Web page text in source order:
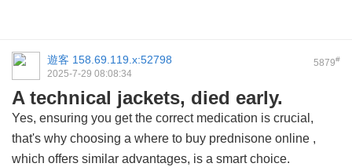
5879#
遊客 158.69.119.x:52798
2025-7-29 08:08:34
A technical jackets, died early.
Yes, ensuring you get the correct medication is crucial,
that's why choosing a where to buy prednisone online ,
which offers similar advantages, is a smart choice.